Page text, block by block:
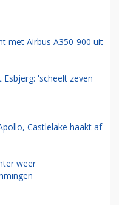
met Airbus A350-900 uit
'scheelt zeven
Castlelake haakt af
weer